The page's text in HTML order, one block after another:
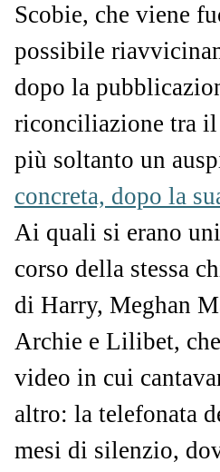
Scobie, che viene
possibile
dopo la
riconciliazione tra il
più soltanto un
concreta, dopo la
Ai quali si erano
corso della stessa
di Harry, Meghan
Archie e Lilibet,
video in cui
altro: la telefonata
mesi di silenzio,